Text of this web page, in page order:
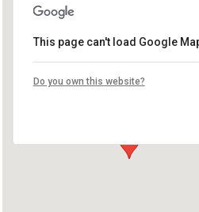
Lounais-Suomen – SYLI ry
Maariankatu 8 D 104 - Turku
This page can't load Google
Do you own this website?